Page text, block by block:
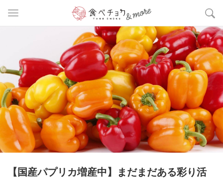
【国産パプリカ増産中】まだまだある彩り活